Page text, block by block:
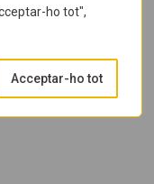
ho tot",
Acceptar-ho tot